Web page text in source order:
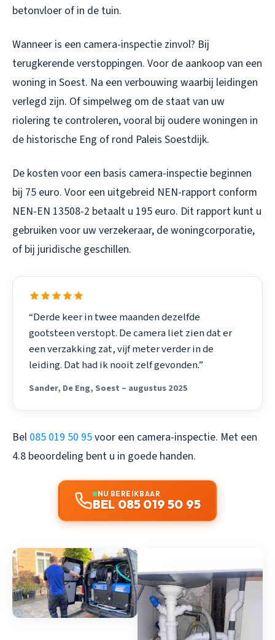
betonvloer of in de tuin.
Wanneer is een camera-inspectie zinvol? Bij
terugkerende verstoppingen. Voor de aankoop van een
woning in Soest. Na een verbouwing waarbij leidingen
verlegd zijn. Of simpelweg om de staat van uw
riolering te controleren, vooral bij oudere woningen in
de historische Eng of rond Paleis Soestdijk.
De kosten voor een basis camera-inspectie beginnen
bij 75 euro. Voor een uitgebreid NEN-rapport conform
NEN-EN 13508-2 betaalt u 195 euro. Dit rapport kunt u
gebruiken voor uw verzekeraar, de woningcorporatie,
of bij juridische geschillen.
“Derde keer in twee maanden dezelfde
gootsteen verstopt. De camera liet zien dat er
een verzakking zat, vijf meter verder in de
leiding. Dat had ik nooit zelf gevonden.”
Sander, De Eng, Soest – augustus 2025
Bel 085 019 50 95voor een camera-inspectie. Met een
4.8 beoordeling bent u in goede handen.
NU BEREIKBAAR
BEL 085 019 50 95